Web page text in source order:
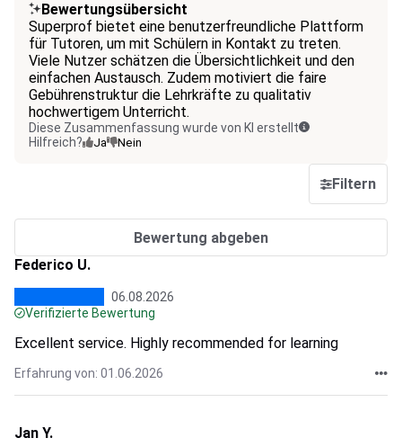
Bewertungsübersicht
Superprof bietet eine benutzerfreundliche Plattform
für Tutoren, um mit Schülern in Kontakt zu treten.
Viele Nutzer schätzen die Übersichtlichkeit und den
einfachen Austausch. Zudem motiviert die faire
Gebührenstruktur die Lehrkräfte zu qualitativ
hochwertigem Unterricht.
Diese Zusammenfassung wurde von KI erstellt
Hilfreich?
Ja Nein
Filtern
Bewertung abgeben
Federico U.
06.08.2026
Verifizierte Bewertung
Excellent service. Highly recommended for learning
Erfahrung von: 01.06.2026
Jan Y.